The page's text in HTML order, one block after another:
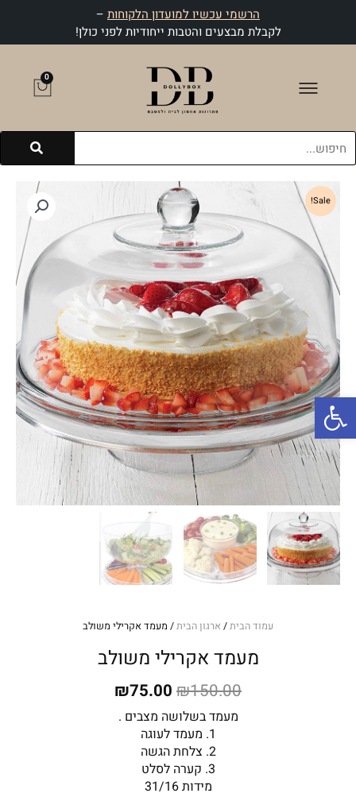
פתח סרגל נגישות
הרשמי עכשיו למועדון הלקוחות –
לקבלת מבצעים והטבות ייחודיות לפני כולן!
0
עגלת
עמוד הבית/ ארגון הבית/ מעמד אקרילי משולב
מעמד אקרילי משולב
₪150.00 המחיר
המקורי
היה:
₪150.00.
₪75.00
מעמד בשלושה מצבים .
1. מעמד לעוגה
2. ⁠צלחת הגשה
3. ⁠קערה לסלט
מידות 31/16
Sale!